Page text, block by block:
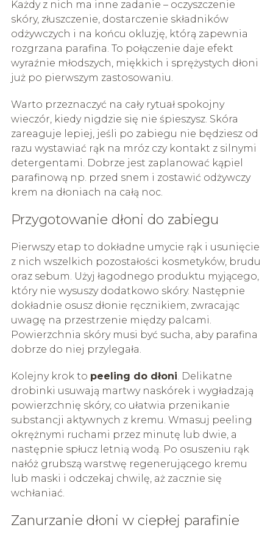
Każdy z nich ma inne zadanie – oczyszczenie
skóry, złuszczenie, dostarczenie składników
odżywczych i na końcu okluzję, którą zapewnia
rozgrzana parafina. To połączenie daje efekt
wyraźnie młodszych, miękkich i sprężystych dłoni
już po pierwszym zastosowaniu.
Warto przeznaczyć na cały rytuał spokojny
wieczór, kiedy nigdzie się nie śpieszysz. Skóra
zareaguje lepiej, jeśli po zabiegu nie będziesz od
razu wystawiać rąk na mróz czy kontakt z silnymi
detergentami. Dobrze jest zaplanować kąpiel
parafinową np. przed snem i zostawić odżywczy
krem na dłoniach na całą noc.
Przygotowanie dłoni do zabiegu
Pierwszy etap to dokładne umycie rąk i usunięcie
z nich wszelkich pozostałości kosmetyków, brudu
oraz sebum. Użyj łagodnego produktu myjącego,
który nie wysuszy dodatkowo skóry. Następnie
dokładnie osusz dłonie ręcznikiem, zwracając
uwagę na przestrzenie między palcami.
Powierzchnia skóry musi być sucha, aby parafina
dobrze do niej przylegała.
Kolejny krok to peeling do dłoni. Delikatne
drobinki usuwają martwy naskórek i wygładzają
powierzchnię skóry, co ułatwia przenikanie
substancji aktywnych z kremu. Wmasuj peeling
okrężnymi ruchami przez minutę lub dwie, a
następnie spłucz letnią wodą. Po osuszeniu rąk
nałóż grubszą warstwę regenerującego kremu
lub maski i odczekaj chwilę, aż zacznie się
wchłaniać.
Zanurzanie dłoni w ciepłej parafinie